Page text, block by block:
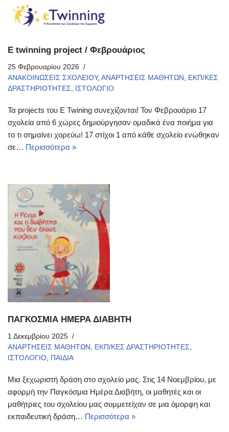
E twinning project / Φεβρουάριος
25 Φεβρουαρίου 2026
ΑΝΑΚΟΙΝΩΣΕΙΣ ΣΧΟΛΕΙΟΥ, ΑΝΑΡΤΗΣΕΙΣ ΜΑΘΗΤΩΝ , ΕΚΠ/ΚΕΣ
ΔΡΑΣΤΗΡΙΟΤΗΤΕΣ, ΙΣΤΟΛΟΓΙΟ
Τα projects του E Twining συνεχίζονται! Τον Φεβρουάριο 17
σχολεία από 6 χώρες δημιούργησαν ομαδικά ένα ποιήμα για
το τι σημαίνει χορεύω! 17 στίχοι 1 από κάθε σχολείο ενώθηκαν
σε… Περισσότερα »
ΠΑΓΚΟΣΜΙΑ ΗΜΕΡΑ ΔΙΑΒΗΤΗ
1 Δεκεμβρίου 2025
ΑΝΑΡΤΗΣΕΙΣ ΜΑΘΗΤΩΝ , ΕΚΠ/ΚΕΣ ΔΡΑΣΤΗΡΙΟΤΗΤΕΣ,
ΙΣΤΟΛΟΓΙΟ, ΠΑΙΔΙΑ
Μια ξεχωριστή δράση στο σχολείο μας. Στις 14 Νοεμβρίου, με
αφορμή την Παγκόσμια Ημέρα Διαβήτη, οι μαθητές και οι
μαθήτριες του σχολείου μας συμμετείχαν σε μια όμορφη και
εκπαιδευτική δράση… Περισσότερα »